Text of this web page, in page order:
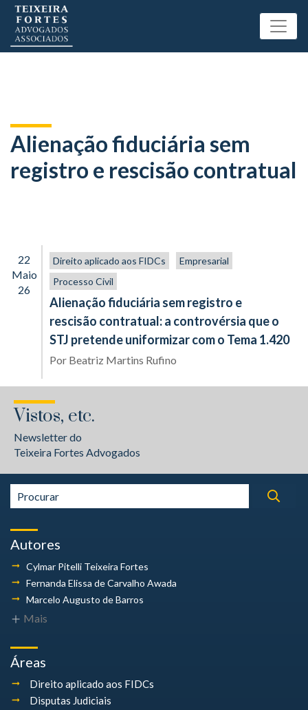
Alienação fiduciária sem
registro e rescisão contratual
22
Maio
26
Direito aplicado aos FIDCs
Empresarial
Processo Civil
Alienação fiduciária sem registro e
rescisão contratual: a controvérsia que o
STJ pretende uniformizar com o Tema 1.420
Por Beatriz Martins Rufino
Vistos, etc.
Newsletter do
Teixeira Fortes Advogados
Autores
Cylmar Pitelli Teixeira Fortes
Fernanda Elissa de Carvalho Awada
Marcelo Augusto de Barros
Mais
Áreas
Direito aplicado aos FIDCs
Disputas Judiciais